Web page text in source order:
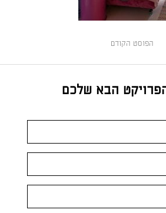
הפוסט הקודם
הבא שלכם